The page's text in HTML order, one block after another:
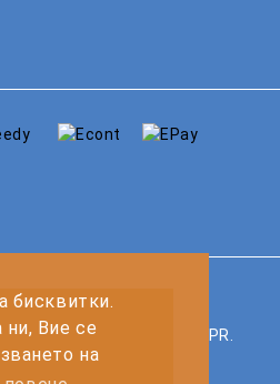
бисквитки.
ни, Вие се
на
GDPR
е 100% съобразен с GDPR.